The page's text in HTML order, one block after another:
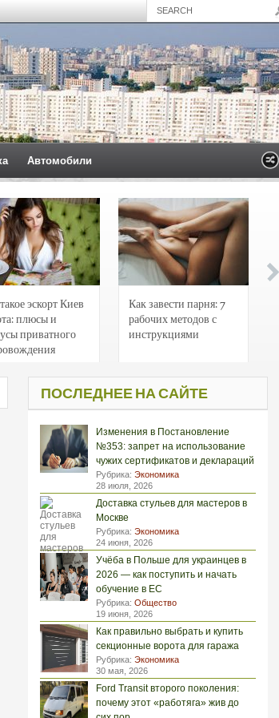
Автомобили
эскорт Киев
плюсы и
приватного
Как завести парня: 7
рабочих методов с
инструкциями
ПОСЛЕДНЕЕ НА САЙТЕ
Изменения в Постановление
№353: запрет на использование
чужих сертификатов и деклараций
Рубрика: Экономика
28 июля, 2026
Доставка стульев для мастеров в
Москве
Рубрика: Экономика
24 июня, 2026
Учёба в Польше для украинцев в
2026 — как поступить и начать
обучение в ЕС
Рубрика: Общество
19 июня, 2026
Как правильно выбрать и купить
секционные ворота для гаража
Рубрика: Экономика
30 мая, 2026
Ford Transit второго поколения:
почему этот «работяга» жив до